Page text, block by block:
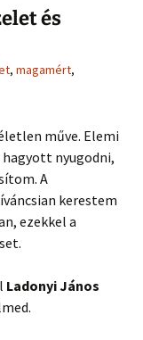
és
, magamért,
műve. Elemi
hagyott nyugodni,
A
kerestem
ezekkel a
Ladonyi János